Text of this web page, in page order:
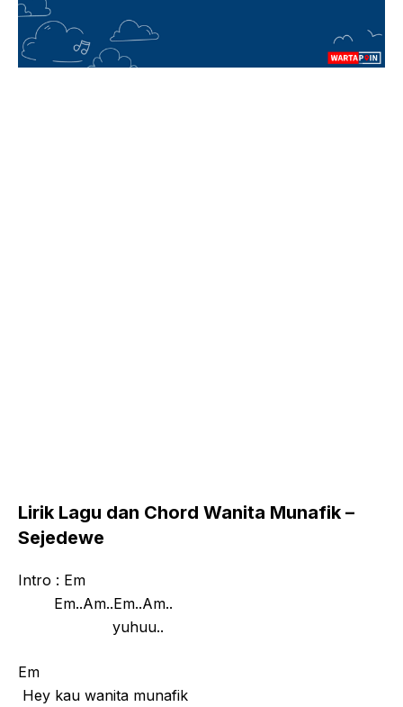
Lirik Lagu dan Chord Wanita Munafik –
Sejedewe
Intro : Em
Em..Am..Em..Am..
yuhuu..
Em
Hey kau wanita munafik